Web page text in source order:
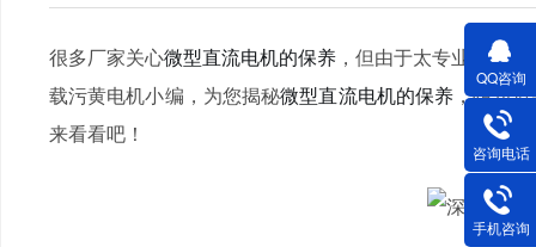
很多厂家关心微型直流电机的保养 ，但由于太专业的
载污黄电机小编，为您揭秘微型直流电机的保养 ，想
来看看吧！
QQ咨询
咨询电话
手机咨询